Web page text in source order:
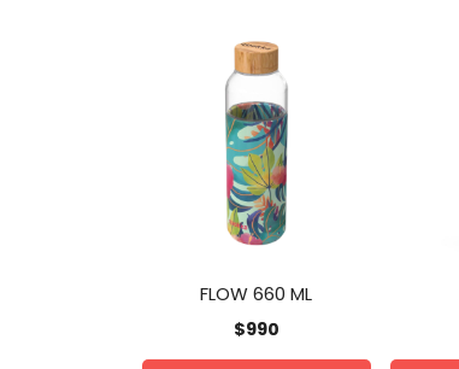
FLOW 660 ML
$990